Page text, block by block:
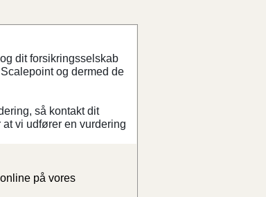
dit forsikringsselskab
og dermed de
så kontakt dit
vi udfører en vurdering
på vores